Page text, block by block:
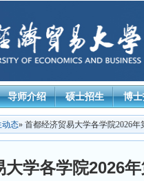
导师介绍 硕士招生 博
动态» 首都经济贸易大学各学院2026
大学各学院2026